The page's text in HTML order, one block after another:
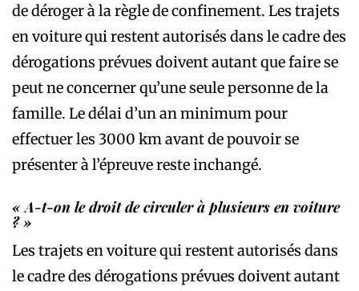
de déroger à la règle de confinement. Les trajets
en voiture qui restent autorisés dans le cadre des
dérogations prévues doivent autant que faire se
peut ne concerner qu’une seule personne de la
famille. Le délai d’un an minimum pour
effectuer les 3000 km avant de pouvoir se
présenter à l’épreuve reste inchangé.
« A-t-on le droit de circuler à plusieurs en voiture
? »
Les trajets en voiture qui restent autorisés dans
le cadre des dérogations prévues doivent autant